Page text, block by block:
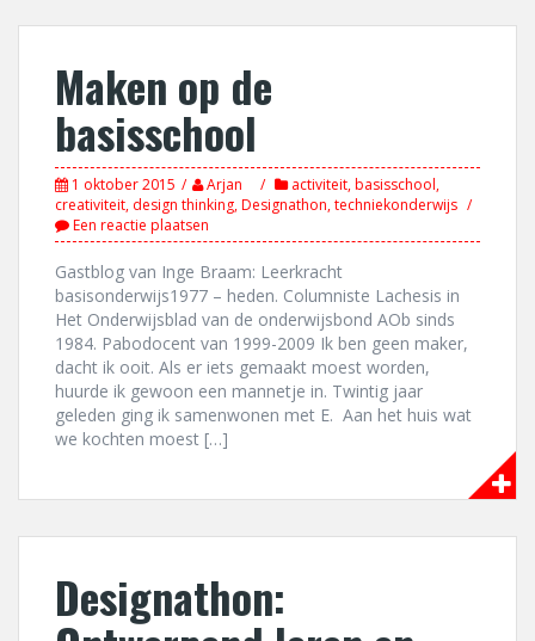
Maken op de
basisschool
1 oktober 2015 Arjan activiteit,basisschool,
creativiteit, design thinking,Designathon,techniekonderwijs
Een reactie plaatsen
Gastblog van Inge Braam: Leerkracht
basisonderwijs1977 – heden. Columniste Lachesis in
Het Onderwijsblad van de onderwijsbond AOb sinds
1984. Pabodocent van 1999-2009 Ik ben geen maker,
dacht ik ooit. Als er iets gemaakt moest worden,
huurde ik gewoon een mannetje in. Twintig jaar
geleden ging ik samenwonen met E. Aan het huis wat
we kochten moest […]
Designathon: